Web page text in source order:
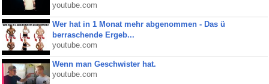
youtube.com
Wer hat in 1 Monat mehr abgenommen - Das ü
berraschende Ergeb...
youtube.com
Wenn man Geschwister hat.
youtube.com